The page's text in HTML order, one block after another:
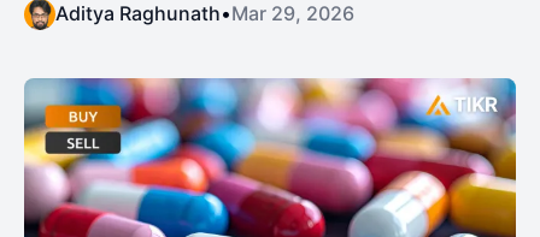
Aditya Raghunath•Mar 29, 2026